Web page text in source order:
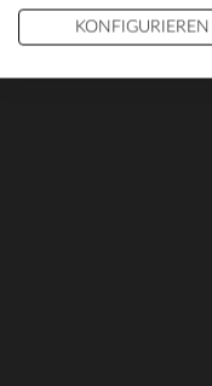
KOSTENLOSE
ab 150 €
KONFIGURIEREN